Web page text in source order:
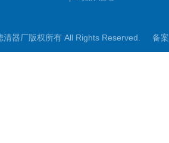
电钢厂滤芯
清器厂版权所有 All Rights Reserved. 备